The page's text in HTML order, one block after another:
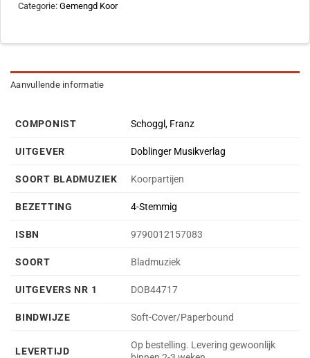
Categorie: Gemengd Koor
Aanvullende informatie
COMPONIST Schoggl, Franz
UITGEVER Doblinger Musikverlag
SOORT BLADMUZIEK Koorpartijen
BEZETTING 4-Stemmig
ISBN 9790012157083
SOORT Bladmuziek
UITGEVERS NR 1 DOB44717
BINDWIJZE Soft-Cover/Paperbound
LEVERTIJD
Op bestelling. Levering gewoonlijk